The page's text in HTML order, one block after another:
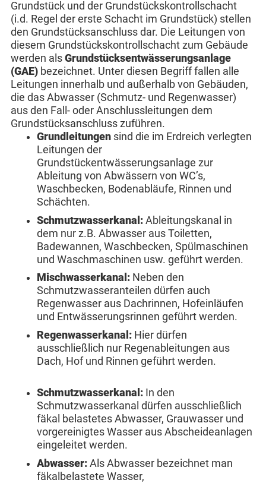
Grundstück und der Grundstückskontrollschacht
(i.d. Regel der erste Schacht im Grundstück) stellen
den Grundstücksanschluss dar. Die Leitungen von
diesem Grundstückskontrollschacht zum Gebäude
werden als Grundstücksentwässerungsanlage
(GAE) bezeichnet. Unter diesen Begriff fallen alle
Leitungen innerhalb und außerhalb von Gebäuden,
die das Abwasser (Schmutz- und Regenwasser)
aus den Fall- oder Anschlussleitungen dem
Grundstücksanschluss zuführen.
Grundleitungensind die im Erdreich verlegten
Leitungen der
Grundstückentwässerungsanlage zur
Ableitung von Abwässern von WC’s,
Waschbecken, Bodenabläufe, Rinnen und
Schächten.
Schmutzwasserkanal:Ableitungskanal in
dem nur z.B. Abwasser aus Toiletten,
Badewannen, Waschbecken, Spülmaschinen
und Waschmaschinen usw. geführt werden.
Mischwasserkanal:Neben den
Schmutzwasseranteilen dürfen auch
Regenwasser aus Dachrinnen, Hofeinläufen
und Entwässerungsrinnen geführt werden.
Regenwasserkanal:Hier dürfen
ausschließlich nur Regenableitungen aus
Dach, Hof und Rinnen geführt werden.
Schmutzwasserkanal:In den
Schmutzwasserkanal dürfen ausschließlich
fäkal belastetes Abwasser, Grauwasser und
vorgereinigtes Wasser aus Abscheideanlagen
eingeleitet werden.
Abwasser:Als Abwasser bezeichnet man
fäkalbelastete Wasser,